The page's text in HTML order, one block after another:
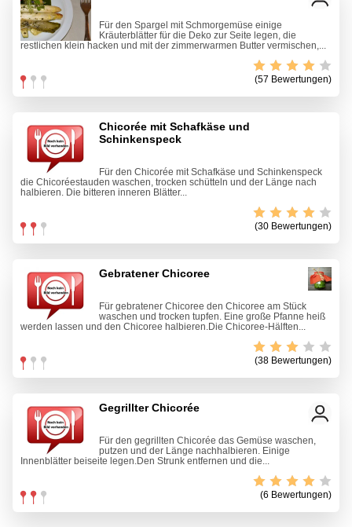
Für den Spargel mit Schmorgemüse einige
Kräuterblätter für die Deko zur Seite legen, die
restlichen klein hacken und mit der zimmerwarmen Butter vermischen,...
(57 Bewertungen)
Chicorée mit Schafkäse und
Schinkenspeck
Für den Chicorée mit Schafkäse und Schinkenspeck
die Chicoréestauden waschen, trocken schütteln und der Länge nach
halbieren. Die bitteren inneren Blätter...
(30 Bewertungen)
Gebratener Chicoree
Für gebratener Chicoree den Chicoree am Stück
waschen und trocken tupfen. Eine große Pfanne heiß
werden lassen und den Chicoree halbieren.Die Chicoree-Hälften...
(38 Bewertungen)
Gegrillter Chicorée
Für den gegrillten Chicorée das Gemüse waschen,
putzen und der Länge nachhalbieren. Einige
Innenblätter beiseite legen.Den Strunk entfernen und die...
(6 Bewertungen)